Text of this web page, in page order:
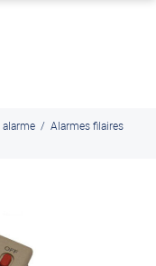
alarme / Alarmes filaires